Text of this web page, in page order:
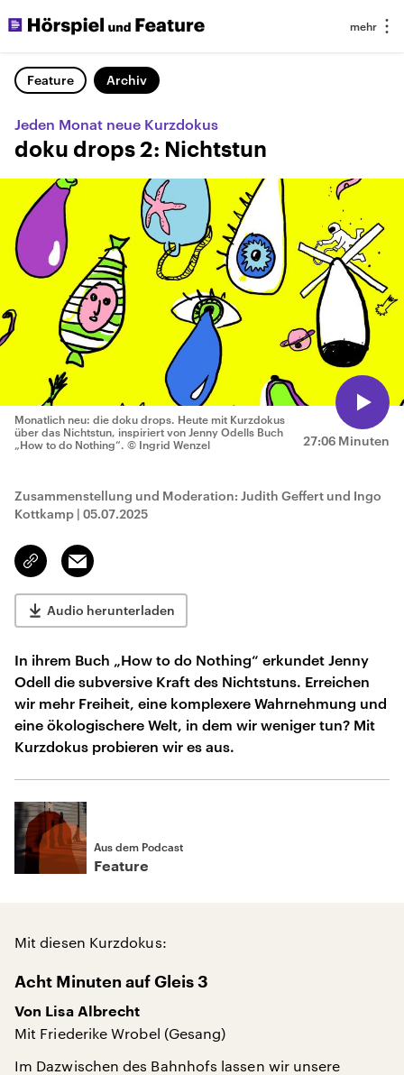
Feature Archiv
Jeden Monat neue Kurzdokus
doku drops 2: Nichtstun
27:06 Minuten
Monatlich neu: die doku drops. Heute mit Kurzdokus
über das Nichtstun, inspiriert von Jenny Odells Buch
„How to do Nothing“. © Ingrid Wenzel
Zusammenstellung und Moderation: Judith Geffert und Ingo
Kottkamp | 05.07.2025
Link
kopieren/teilen
Email
Audio herunterladen
In ihrem Buch „How to do Nothing“ erkundet Jenny
Odell die subversive Kraft des Nichtstuns. Erreichen
wir mehr Freiheit, eine komplexere Wahrnehmung und
eine ökologischere Welt, in dem wir weniger tun? Mit
Kurzdokus probieren wir es aus.
Aus dem Podcast
Feature
Mit diesen Kurzdokus:
Acht Minuten auf Gleis 3
Von Lisa Albrecht
Mit Friederike Wrobel (Gesang)
Im Dazwischen des Bahnhofs lassen wir unsere